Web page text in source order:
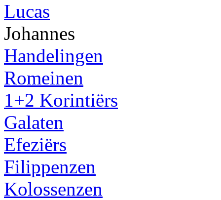
Lucas
Johannes
Handelingen
Romeinen
1+2 Korintiërs
Galaten
Efeziërs
Filippenzen
Kolossenzen